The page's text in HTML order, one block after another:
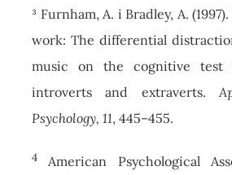
³ Furnham, A. i Bradley, A.
work: The differential
music on the cognitive test
introverts and extraverts.
Psychology, 11, 445–455.
4American Psychological